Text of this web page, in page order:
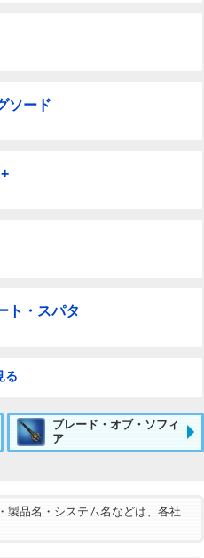
ソード
ト・スパタ
る
ブレード・オブ・ソフィ
ア
製品名・システム名などは、各社